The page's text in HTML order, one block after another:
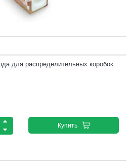
для распределительных коробок
Купить